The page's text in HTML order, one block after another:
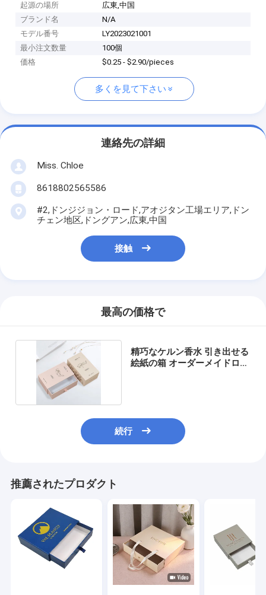
起源の場所
広東,中国
ブランド名
N/A
モデル番号
LY2023021001
最小注文数量
100個
価格
$0.25 - $2.90/pieces
多くを見て下さい
連絡先の詳細
Miss. Chloe
8618802565586
#2,ドンジジョン・ロード,アオジタン工場エリア,ドン
チェン地区,ドングアン,広東,中国
接触
最高の価格で
精巧なケルン香水 引き出せる
絵紙の箱 オーダーメイドロゴ
続行
推薦されたプロダクト